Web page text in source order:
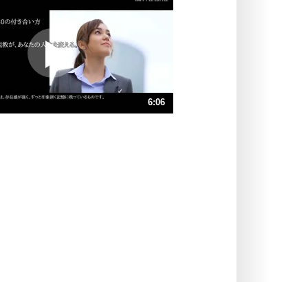
プラス思考
ポジティブになれない原因は、行動
しないから。
ポジティブ思考になる30の方法
ストレス対策
6:06